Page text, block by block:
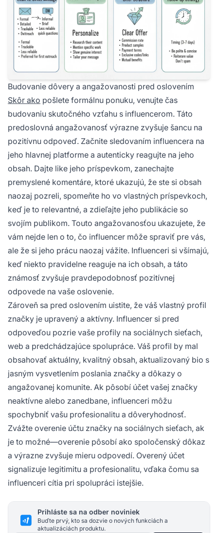
Budovanie dôvery a angažovanosti pred oslovením
Skôr ako pošlete formálnu ponuku, venujte čas
budovaniu skutočného vzťahu s influencerom. Táto
predoslovná angažovanosť výrazne zvyšuje šancu na
pozitívnu odpoveď. Začnite sledovaním influencera na
jeho hlavnej platforme a autenticky reagujte na jeho
obsah. Dajte like jeho príspevkom, zanechajte
premyslené komentáre, ktoré ukazujú, že ste si obsah
naozaj pozreli, spomeňte ho vo vlastných príspevkoch,
keď je to relevantné, a zdieľajte jeho publikácie so
svojím publikom. Touto angažovanosťou ukazujete, že
vám nejde len o to, čo influencer môže spraviť pre vás,
ale že si jeho prácu naozaj vážite. Influenceri si všímajú,
keď niekto pravidelne reaguje na ich obsah, a táto
známosť zvyšuje pravdepodobnosť pozitívnej
odpovede na vaše oslovenie.
Zároveň sa pred oslovením uistite, že váš vlastný profil
značky je upravený a aktívny. Influencer si pred
odpoveďou pozrie vaše profily na sociálnych sieťach,
web a predchádzajúce spolupráce. Váš profil by mal
obsahovať aktuálny, kvalitný obsah, aktualizovaný bio s
jasným vysvetlením poslania značky a dôkazy o
angažovanej komunite. Ak pôsobí účet vašej značky
neaktívne alebo zanedbane, influenceri môžu
spochybniť vašu profesionalitu a dôveryhodnosť.
Zvážte overenie účtu značky na sociálnych sieťach, ak
je to možné—overenie pôsobí ako spoločenský dôkaz
a výrazne zvyšuje mieru odpovedí. Overený účet
signalizuje legitimitu a profesionalitu, vďaka čomu sa
influenceri cítia pri spolupráci istejšie.
Prihláste sa na odber noviniek
Buďte prvý, kto sa dozvie o nových funkciách a
aktualizáciách produktu.